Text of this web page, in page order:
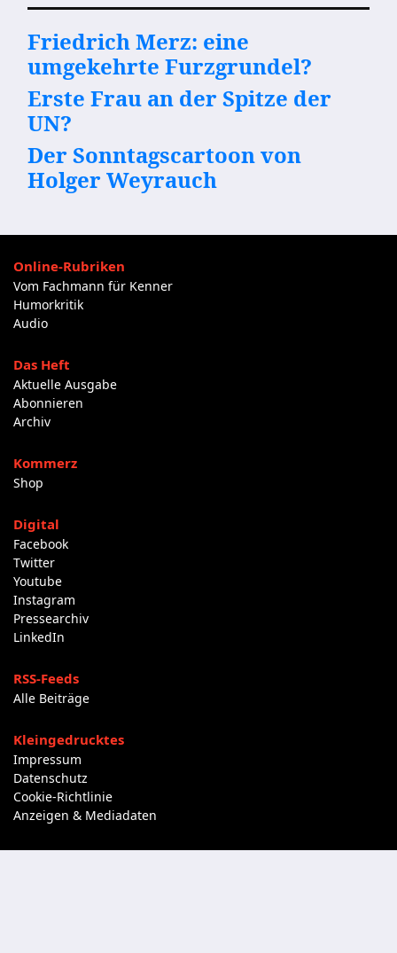
Friedrich Merz: eine
umgekehrte Furzgrundel?
Erste Frau an der Spitze der
UN?
Der Sonntagscartoon von
Holger Weyrauch
Online-Rubriken
Vom Fachmann für Kenner
Humorkritik
Audio
Das Heft
Aktuelle Ausgabe
Abonnieren
Archiv
Kommerz
Shop
Digital
Facebook
Twitter
Youtube
Instagram
Pressearchiv
LinkedIn
RSS-Feeds
Alle Beiträge
Kleingedrucktes
Impressum
Datenschutz
Cookie-Richtlinie
Anzeigen & Mediadaten